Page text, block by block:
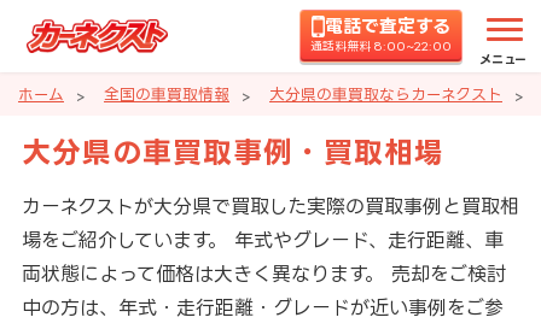
電話で査定する
通話料無料 8:00~22:00
メニュー
ホーム 全国の車買取情報 大分県の車買取ならカーネクスト
大分県の車買取事例・買取相場
カーネクストが大分県で買取した実際の買取事例と買取相
場をご紹介しています。 年式やグレード、走行距離、車
両状態によって価格は大きく異なります。 売却をご検討
中の方は、年式・走行距離・グレードが近い事例をご参